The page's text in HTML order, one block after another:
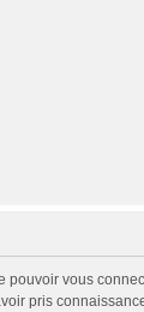
pouvoir vous
pris